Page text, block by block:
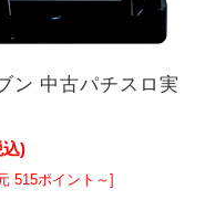
ン 中古パチスロ実
込)
515ポイント～]